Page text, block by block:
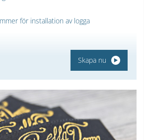
för installation av logga
Skapa nu